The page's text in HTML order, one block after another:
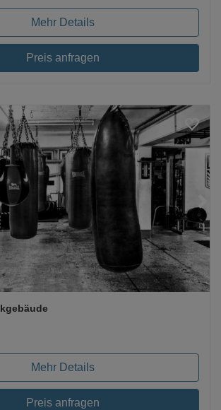
Mehr Details
Preis anfragen
Loading...
Mehr Details
Preis anfragen